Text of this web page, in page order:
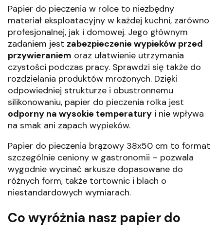
Papier do pieczenia w rolce to niezbędny
materiał eksploatacyjny w każdej kuchni, zarówno
profesjonalnej, jak i domowej. Jego głównym
zadaniem jest zabezpieczenie wypieków przed
przywieraniem oraz ułatwienie utrzymania
czystości podczas pracy. Sprawdzi się także do
rozdzielania produktów mrożonych. Dzięki
odpowiedniej strukturze i obustronnemu
silikonowaniu, papier do pieczenia rolka jest
odporny na wysokie temperatury i nie wpływa
na smak ani zapach wypieków.
Papier do pieczenia brązowy 38x50 cm to format
szczególnie ceniony w gastronomii – pozwala
wygodnie wycinać arkusze dopasowane do
różnych form, także tortownic i blach o
niestandardowych wymiarach.
Co wyróżnia nasz papier do